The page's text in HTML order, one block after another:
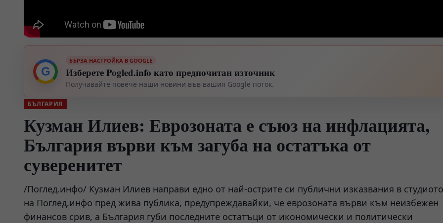
G
БЪРЗА НАСТРОЙКА В GOOGLE
Изберете Pogled.info като предпочитан източник
Получавайте повече наши новини във вашия Google поток.
БЪЛГАРИЯ
Кузман Илиев: Еврозоната е съюз на инфлацията,
България върви към загуба на остатъка от
суверенитет
/Поглед.инфо/ Кузман Илиев направи едно от най-острите си публични изказвания в студиото
на Поглед.инфо пред жива публика, предупреждавайки, че еврозоната върви към неизбежен
финансов срив, а България губи последните остатъци от икономически и политически